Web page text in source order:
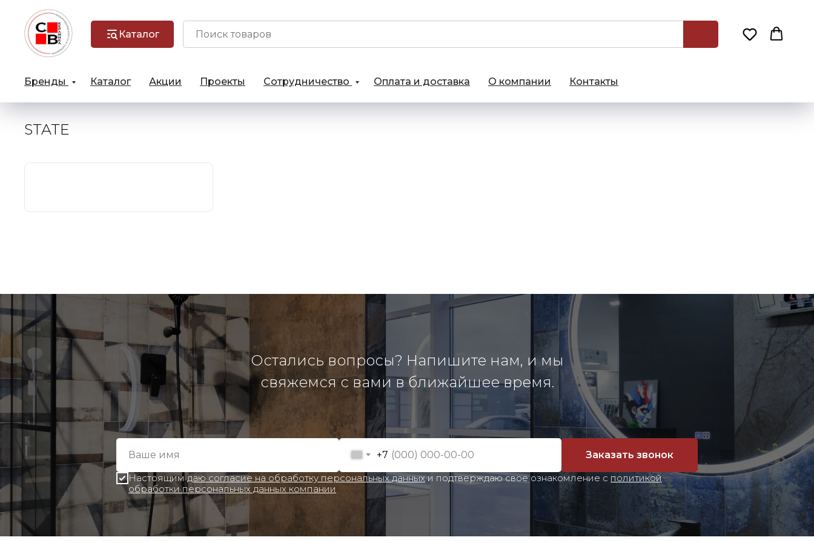
Каталог
Бренды Каталог Акции Проекты Сотрудничество Оплата и доставка О компании Контакты
STATE
Остались вопросы? Напишите нам, и мы
свяжемся с вами в ближайшее время.
+7
Настоящимдаю согласие на обработку персональных данныхи подтверждаю свое ознакомление с политикой
обработки персональных данных компании
Заказать звонок